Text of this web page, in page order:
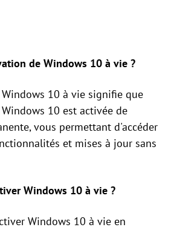
de Windows 10 à vie ?
10 à vie signifie que
10 est activée de
vous permettant d'accéder
et mises à jour sans
Windows 10 à vie ?
Windows 10 à vie en